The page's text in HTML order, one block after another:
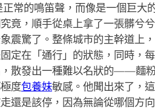
的鳴笛聲，而像是一個巨大
竟，順手從桌上拿了一張髒兮
震驚了。整條城市的主幹道上
定在「通行」的狀態，同時，
散發出一種難以名狀的——麵
度包養妹敏感。他聞出來了，
還是該停，因為無論從哪個方